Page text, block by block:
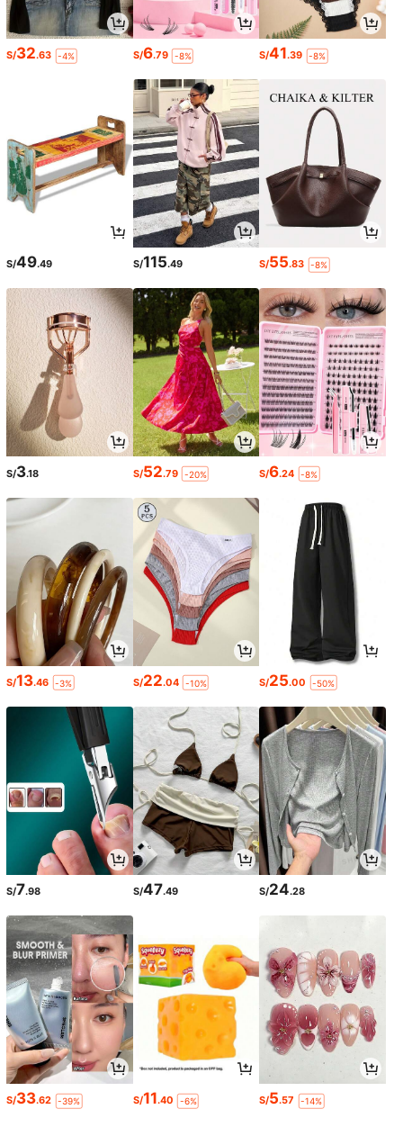
S/32.63 -4% S/6.79 -8% S/41.39 -8%
S/49.49 S/115.49 S/55.83 -8%
S/3.18 S/52.79 -20% S/6.24 -8%
S/13.46 -3% S/22.04 -10% S/25.00 -50%
S/7.98 S/47.49 S/24.28
S/33.62 -39% S/11.40 -6% S/5.57 -14%